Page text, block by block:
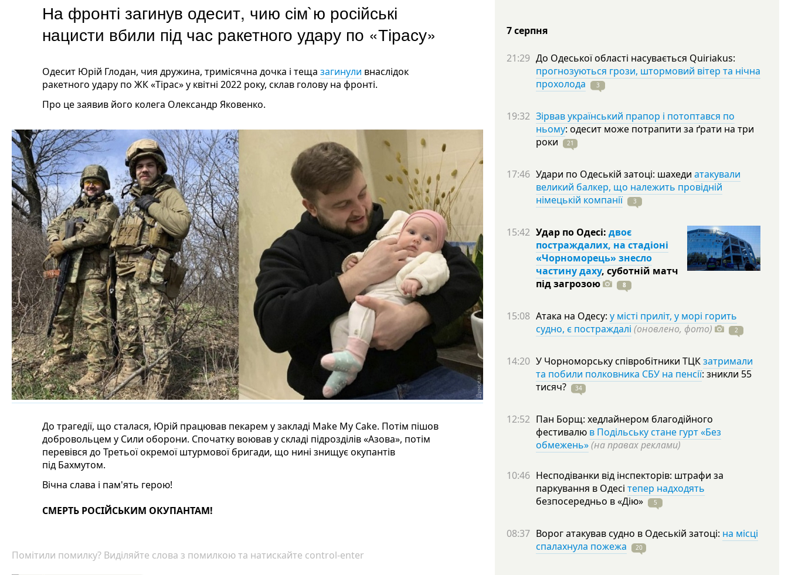
На фронті загинув одесит, чию сім`ю російські
нацисти вбили під час ракетного удару по «Тірасу»
Одесит Юрій Глодан, чия дружина, тримісячна дочка і теща загинули внаслідок
ракетного удару по ЖК «Тірас» у квітні 2022 року, склав голову на фронті.
Про це заявив його колега Олександр Яковенко.
До трагедії, що сталася, Юрій працював пекарем у закладі Make My Cake. Потім пішов
добровольцем у Сили оборони. Спочатку воював у складі підрозділів «Азова», потім
перевівся до Третьої окремої штурмової бригади, що нині знищує окупантів
під Бахмутом.
Вічна слава і пам'ять герою!
СМЕРТЬ РОСІЙСЬКИМ ОКУПАНТАМ!
Помітили помилку? Виділяйте слова з помилкою та натискайте control-enter
7 серпня
21:29 До Одеської області насувається Quiriakus:
прогнозуються грози, штормовий вітер та нічна
прохолода
3
19:32 Зірвав український прапор і потоптався по
ньому: одесит може потрапити за ґрати на три
роки
21
17:46 Удари по Одеській затоці: шахеди атакували
великий балкер, що належить провідній
німецькій компанії
3
15:42 Удар по Одесі: двоє
постраждалих, на стадіоні
«Чорноморець» знесло
частину даху, суботній матч
підзагрозою 8
15:08 Атака на Одесу: у місті приліт, у морі горить
судно, є постраждалі (оновлено, фото) 2
14:20 У Чорноморську співробітники ТЦКзатримали
та побили полковника СБУ на пенсії: зникли 55
тисяч?
34
12:52 Пан Борщ: хедлайнером благодійного
фестивалю в Подільську стане гурт «Без
обмежень»(на правах реклами)
10:46 Несподіванки від інспекторів: штрафи за
паркування в Одесі тепер надходять
безпосередньо в«Дію» 5
08:37 Ворог атакував судно в Одеській затоці: на місці
спалахнула пожежа
20